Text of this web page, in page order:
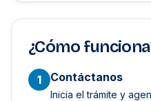
¿Cómo
1 Contáctanos
Inicia el trámite y